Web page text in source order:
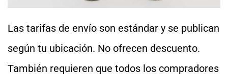
Las tarifas de envío son estándar y se publican
según tu ubicación. No ofrecen descuento.
También requieren que todos los compradores